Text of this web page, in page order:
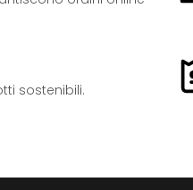
sostenibili.